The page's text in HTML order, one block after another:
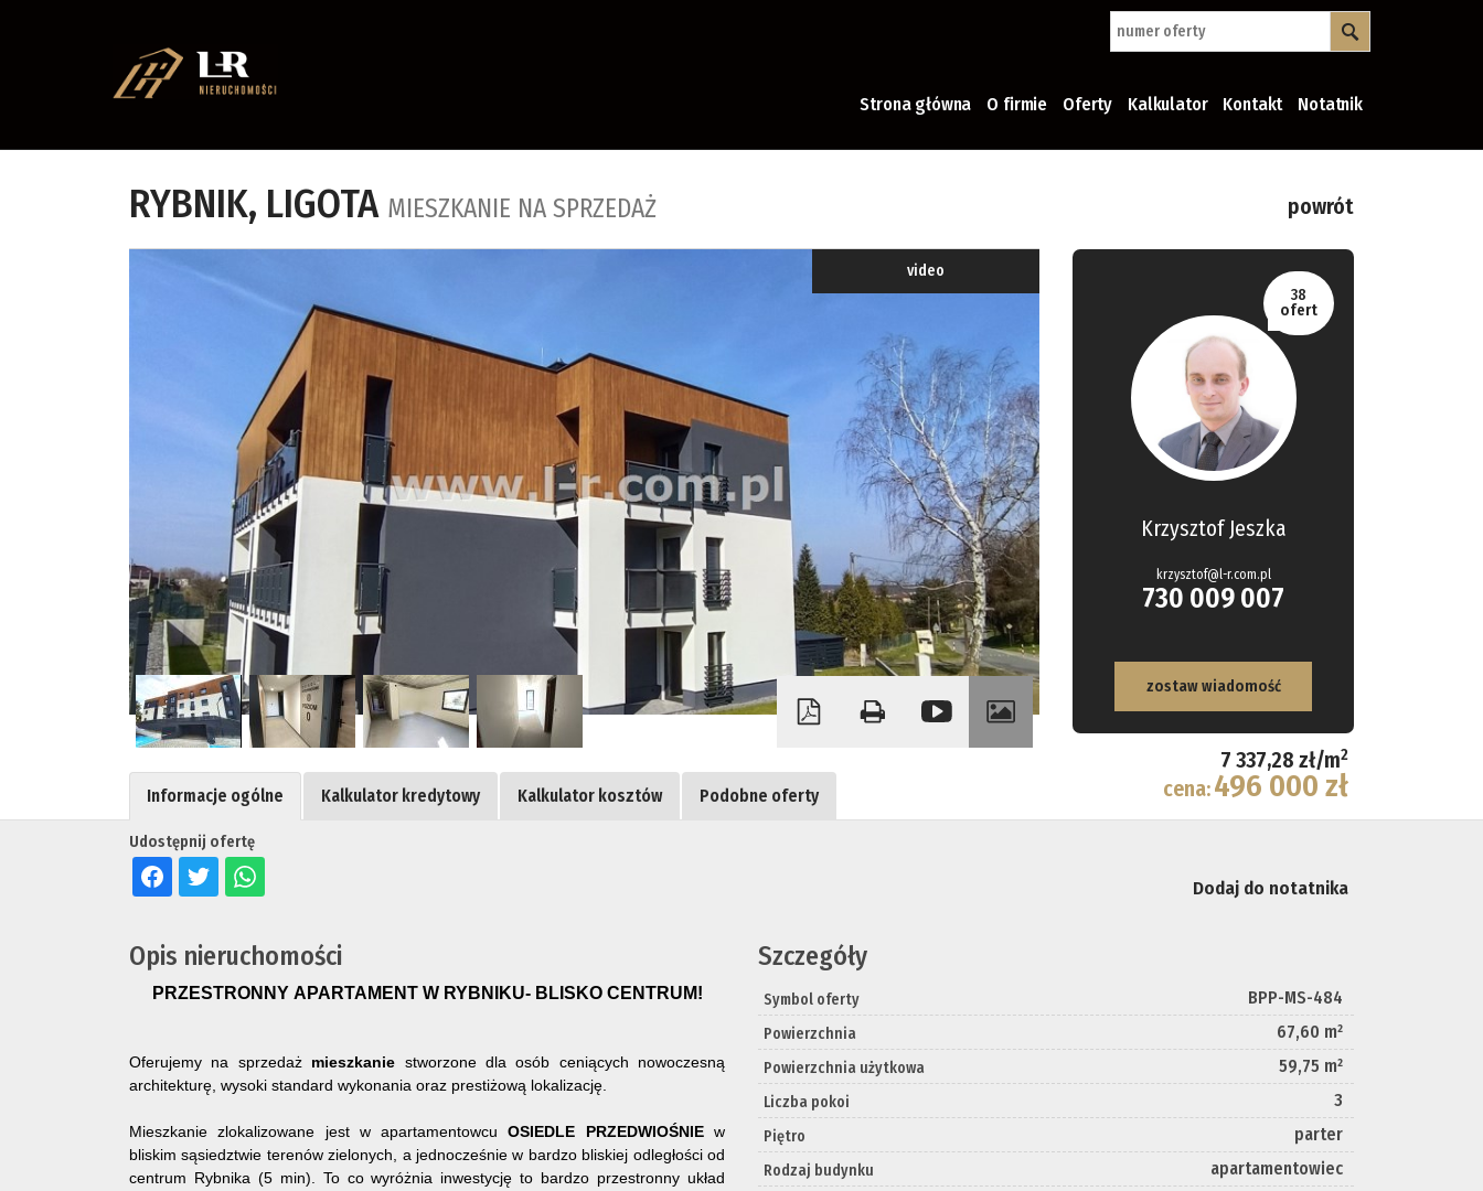
Strona główna O firmie Oferty Kalkulator Kontakt Notatnik
RYBNIK, LIGOTA MIESZKANIE NA SPRZEDAŻ powrót
video
38
ofert
Krzysztof Jeszka
krzysztof@l-r.com.pl
730 009 007
zostaw wiadomość
7 337,28 zł/m2
cena:496 000 zł
Dodaj do notatnika
Udostępnij ofertę
Informacje ogólne Kalkulator kredytowy Kalkulator kosztów Podobne oferty
Opis nieruchomości
PRZESTRONNY APARTAMENT W RYBNIKU- BLISKO CENTRUM!
Oferujemy na sprzedaż mieszkanie stworzone dla osób ceniących nowoczesną
architekturę, wysoki standard wykonania oraz prestiżową lokalizację.
Mieszkanie zlokalizowane jest w apartamentowcuOSIEDLE PRZEDWIOŚNIEw
bliskim sąsiedztwie terenów zielonych, a jednocześnie w bardzo bliskiej odległości od
centrum Rybnika (5 min). To co wyróżnia inwestycję to bardzo przestronny układ
Szczegóły
Symbol oferty BPP-MS-484
Powierzchnia 67,60 m²
Powierzchnia użytkowa 59,75 m²
Liczba pokoi 3
Piętro parter
Rodzaj budynku apartamentowiec